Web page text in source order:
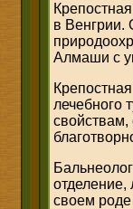
в Венгрии.
Алмаши с
лечебного
свойствам,
своем